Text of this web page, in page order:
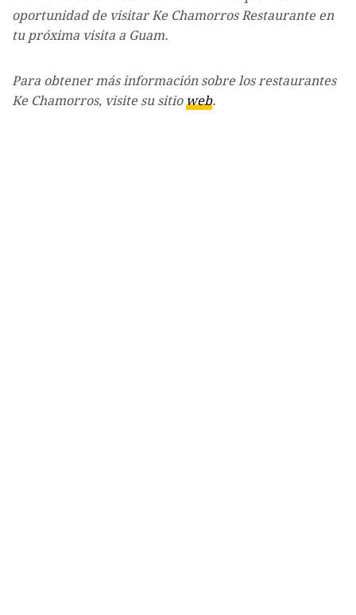
oportunidad de visitar Ke Chamorros Restaurante en
tu próxima visita a Guam.
Para obtener más información sobre los restaurantes
Ke Chamorros, visite su sitioweb.